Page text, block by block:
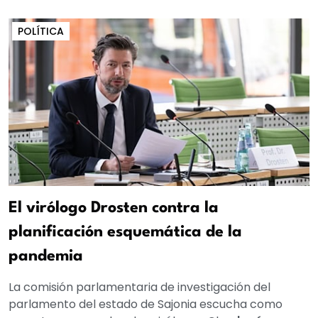
POLÍTICA
El virólogo Drosten contra la
planificación esquemática de la
pandemia
La comisión parlamentaria de investigación del
parlamento del estado de Sajonia escucha como